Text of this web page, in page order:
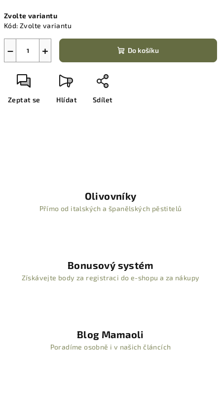
cena:
Zvolte variantu
Kód: Zvolte variantu
+
− Do košíku
Zeptat se Hlídat Sdílet
Olivovníky
Přímo od italských a španělských pěstitelů
Bonusový systém
Získávejte body za registraci do e-shopu a za nákupy
Blog Mamaoli
Poradíme osobně i v našich článcích